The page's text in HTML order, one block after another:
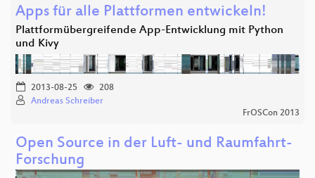
Apps für alle Plattformen entwickeln!
Plattformübergreifende App-Entwicklung mit Python
und Kivy
2013-08-25
208
Andreas Schreiber
FrOSCon 2013
Open Source in der Luft- und Raumfahrt-
Forschung